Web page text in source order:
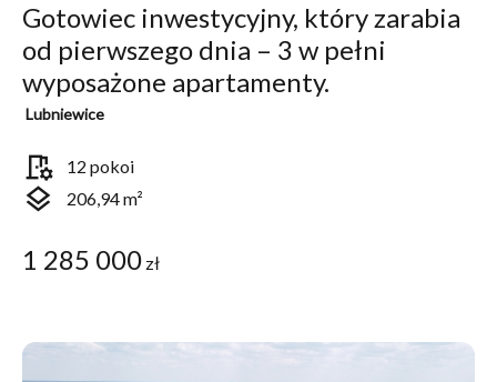
Gotowiec inwestycyjny, który zarabia
od pierwszego dnia – 3 w pełni
wyposażone apartamenty.
Lubniewice
room_preferences 12 pokoi
layers 206,94 m²
1 285 000 zł